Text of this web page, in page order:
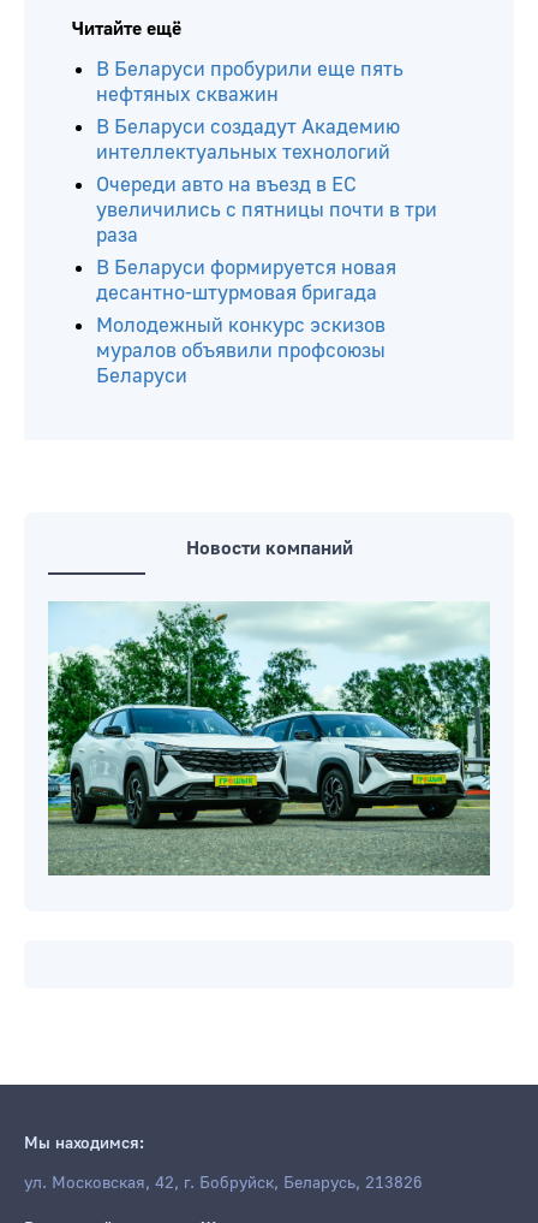
Читайте ещё
В Беларуси пробурили еще пять
нефтяных скважин
В Беларуси создадут Академию
интеллектуальных технологий
Очереди авто на въезд в ЕС
увеличились с пятницы почти в три
раза
В Беларуси формируется новая
десантно-штурмовая бригада
Молодежный конкурс эскизов
муралов объявили профсоюзы
Беларуси
Новости компаний
Мы находимся:
ул. Московская, 42, г. Бобруйск, Беларусь, 213826